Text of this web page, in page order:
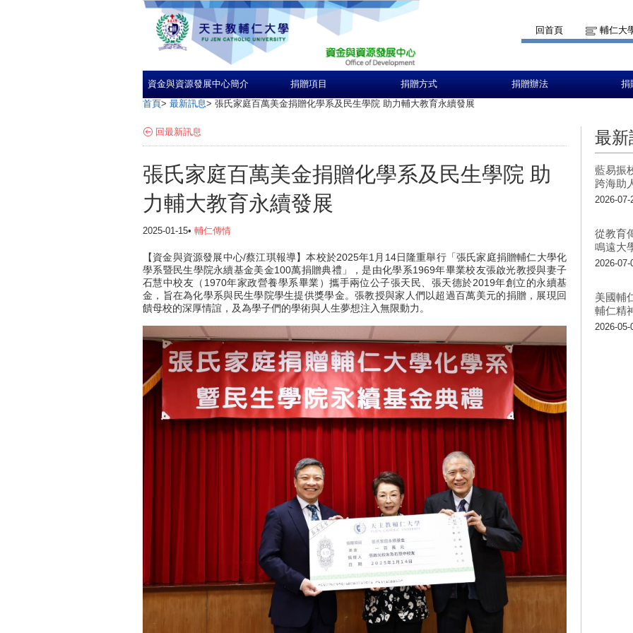
回首頁 輔仁大
資金與資源發展中心簡介 捐贈項目 捐贈方式 捐贈辦法 捐
首頁> 最新訊息> 張氏家庭百萬美金捐贈化學系及民生學院 助力輔大教育永續發展
回最新訊息
張氏家庭百萬美金捐贈化學系及民生學院 助
力輔大教育永續發展
2025-01-15• 輔仁傳情
【資金與資源發展中心/蔡江琪報導】本校於2025年1月14日隆重舉行「張氏家庭捐贈輔仁大學化
學系暨民生學院永續基金美金100萬捐贈典禮」，是由化學系1969年畢業校友張啟光教授與妻子
石慧中校友（1970年家政營養學系畢業）攜手兩位公子張天民、張天德於2019年創立的永續基
金，旨在為化學系與民生學院學生提供獎學金。張教授與家人們以超過百萬美元的捐贈，展現回
饋母校的深厚情誼，及為學子們的學術與人生夢想注入無限動力。
最新
藍易振
跨海助
2026-07-
從教育
鳴遠大
2026-07-
美國輔
輔仁精
2026-05-